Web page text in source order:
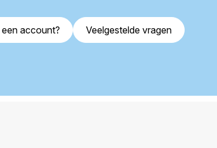
account? Veelgestelde vragen